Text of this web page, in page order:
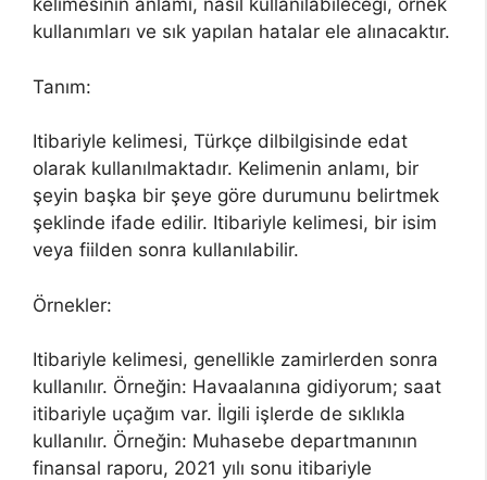
kelimesinin anlamı, nasıl kullanılabileceği, örnek
kullanımları ve sık yapılan hatalar ele alınacaktır.
Tanım:
Itibariyle kelimesi, Türkçe dilbilgisinde edat
olarak kullanılmaktadır. Kelimenin anlamı, bir
şeyin başka bir şeye göre durumunu belirtmek
şeklinde ifade edilir. Itibariyle kelimesi, bir isim
veya fiilden sonra kullanılabilir.
Örnekler:
Itibariyle kelimesi, genellikle zamirlerden sonra
kullanılır. Örneğin: Havaalanına gidiyorum; saat
itibariyle uçağım var. İlgili işlerde de sıklıkla
kullanılır. Örneğin: Muhasebe departmanının
finansal raporu, 2021 yılı sonu itibariyle